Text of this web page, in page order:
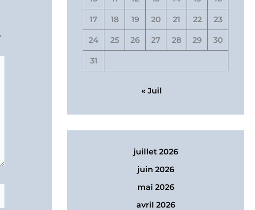
17 18 19 20 21 22 23
24 25 26 27 28 29 30
31
« Juil
juillet 2026
juin 2026
mai 2026
avril 2026